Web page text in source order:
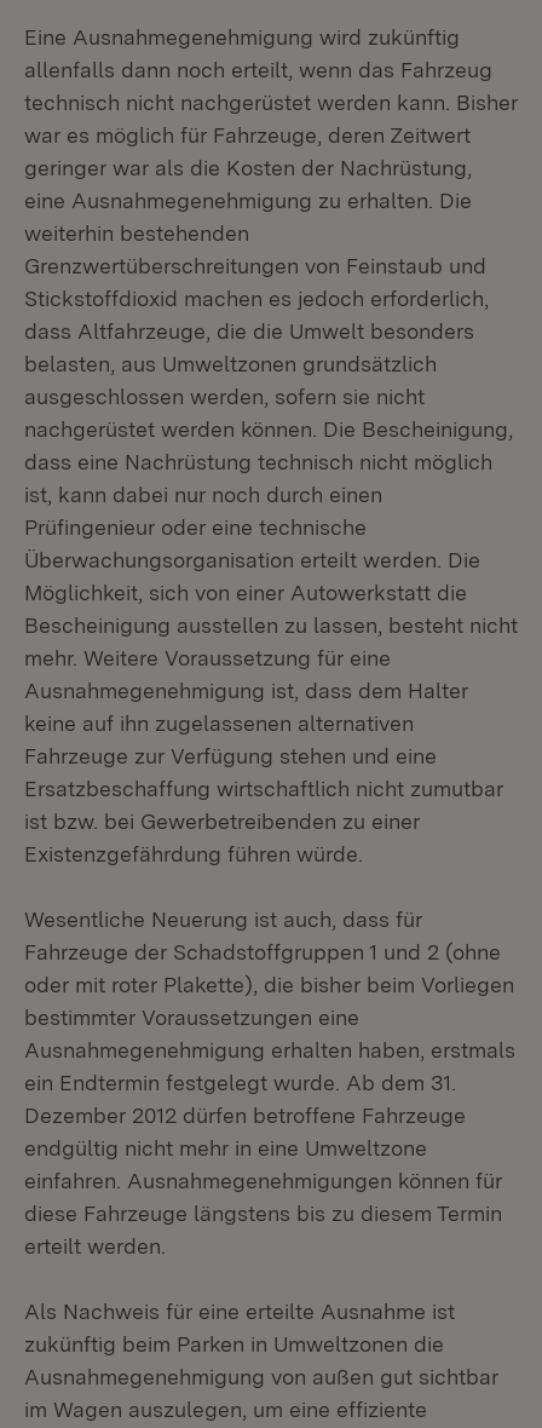
Eine Ausnahmegenehmigung wird zukünftig
allenfalls dann noch erteilt, wenn das Fahrzeug
technisch nicht nachgerüstet werden kann. Bisher
war es möglich für Fahrzeuge, deren Zeitwert
geringer war als die Kosten der Nachrüstung,
eine Ausnahmegenehmigung zu erhalten. Die
weiterhin bestehenden
Grenzwertüberschreitungen von Feinstaub und
Stickstoffdioxid machen es jedoch erforderlich,
dass Altfahrzeuge, die die Umwelt besonders
belasten, aus Umweltzonen grundsätzlich
ausgeschlossen werden, sofern sie nicht
nachgerüstet werden können. Die Bescheinigung,
dass eine Nachrüstung technisch nicht möglich
ist, kann dabei nur noch durch einen
Prüfingenieur oder eine technische
Überwachungsorganisation erteilt werden. Die
Möglichkeit, sich von einer Autowerkstatt die
Bescheinigung ausstellen zu lassen, besteht nicht
mehr. Weitere Voraussetzung für eine
Ausnahmegenehmigung ist, dass dem Halter
keine auf ihn zugelassenen alternativen
Fahrzeuge zur Verfügung stehen und eine
Ersatzbeschaffung wirtschaftlich nicht zumutbar
ist bzw. bei Gewerbetreibenden zu einer
Existenzgefährdung führen würde.
Wesentliche Neuerung ist auch, dass für
Fahrzeuge der Schadstoffgruppen 1 und 2 (ohne
oder mit roter Plakette), die bisher beim Vorliegen
bestimmter Voraussetzungen eine
Ausnahmegenehmigung erhalten haben, erstmals
ein Endtermin festgelegt wurde. Ab dem 31.
Dezember 2012 dürfen betroffene Fahrzeuge
endgültig nicht mehr in eine Umweltzone
einfahren. Ausnahmegenehmigungen können für
diese Fahrzeuge längstens bis zu diesem Termin
erteilt werden.
Als Nachweis für eine erteilte Ausnahme ist
zukünftig beim Parken in Umweltzonen die
Ausnahmegenehmigung von außen gut sichtbar
im Wagen auszulegen, um eine effiziente